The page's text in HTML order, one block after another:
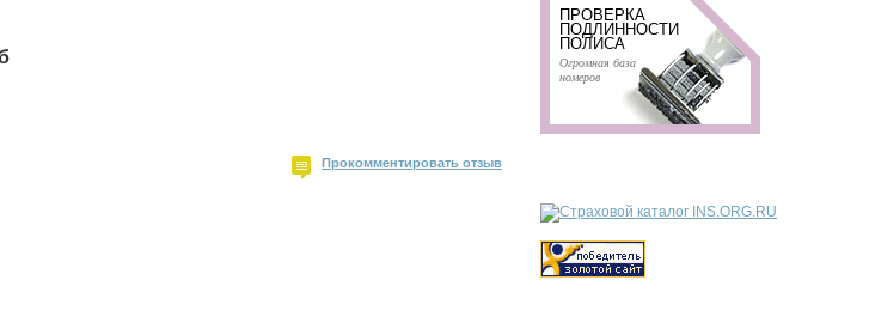
Прокомментировать отзыв
ПРОВЕРКА
ПОДЛИННОСТИ
ПОЛИСА
Огромная база
номеров